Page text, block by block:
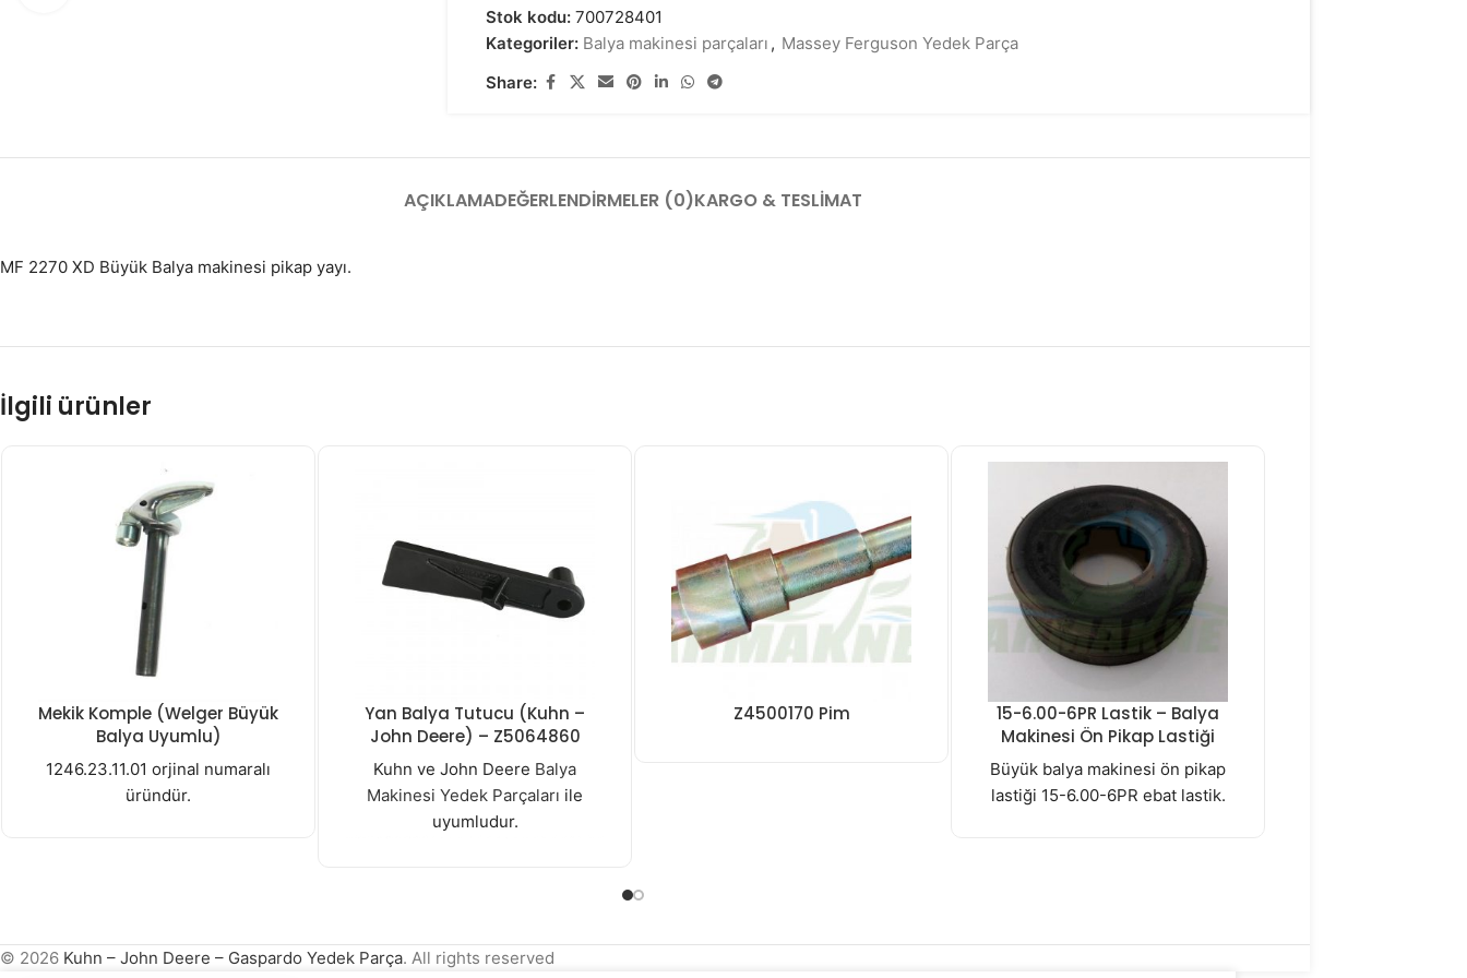
Stok kodu: 700728401
Kategoriler: Balya makinesi parçaları , Massey Ferguson Yedek Parça
Share:
AÇIKLAMADEĞERLENDIRMELER (0)KARGO & TESLIMAT
MF 2270 XD Büyük Balya makinesi pikap yayı.
İlgili ürünler
Mekik Komple (Welger Büyük
Balya Uyumlu)
1246.23.11.01 orjinal numaralı
üründür.
Yan Balya Tutucu (Kuhn –
John Deere) – Z5064860
Kuhn ve John Deere Balya
Makinesi Yedek Parçaları ile
uyumludur.
Z4500170 Pim
15-6.00-6PR Lastik – Balya
Makinesi Ön Pikap Lastiği
Büyük balya makinesi ön pikap
lastiği 15-6.00-6PR ebat lastik.
© 2026 Kuhn – John Deere – Gaspardo Yedek Parça. All rights reserved